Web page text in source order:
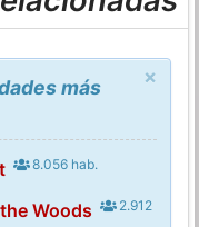
×
más
8.056 hab.
Woods
2.912